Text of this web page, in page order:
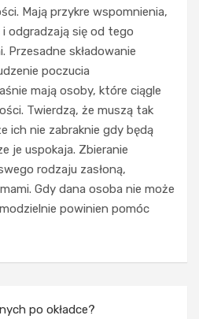
Mają przykre wspomnienia,
odgradzają się od tego
Przesadne składowanie
poczucia
mają osoby, które ciągle
Twierdzą, że muszą tak
ich nie zabraknie gdy będą
je uspokaja. Zbieranie
rodzaju zasłoną,
Gdy dana osoba nie może
powinien pomóc
po okładce?